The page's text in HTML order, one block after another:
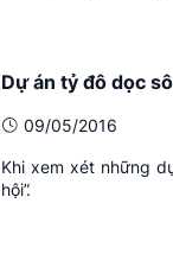
Dự án tỷ đô dọc
09/05/2016
Khi xem xét những
hội”.